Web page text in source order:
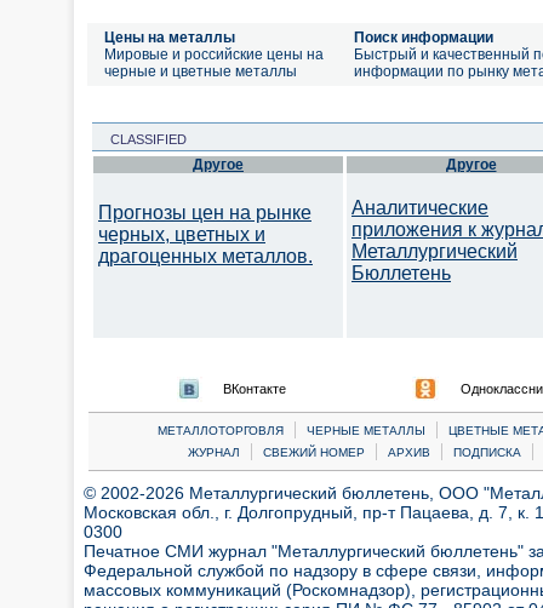
Цены на металлы
Мировые и российские цены на
черные и цветные металлы
Поиск информации
Быстрый и качественный
информации по рынку
CLASSIFIED
Другое
Прогнозы цен на рынке
черных, цветных и
драгоценных металлов.
Другое
Аналитические
приложения к
Металлургический
Бюллетень
ВКонтакте
МЕТАЛЛОТОРГОВЛЯ | ЧЕРНЫЕ МЕТАЛЛЫ |
ЦВЕТНЫЕ
ЖУРНАЛ
| СВЕЖИЙ НОМЕР | АРХИВ | ПОДПИСКА |
© 2002-2026 Металлургический бюллетень, ООО
Московская обл., г. Долгопрудный, пр-т Пацаева, д. 7,
0300
Печатное СМИ журнал "Металлургический бюллетень"
Федеральной службой по надзору в сфере связи,
массовых коммуникаций (Роскомнадзор),